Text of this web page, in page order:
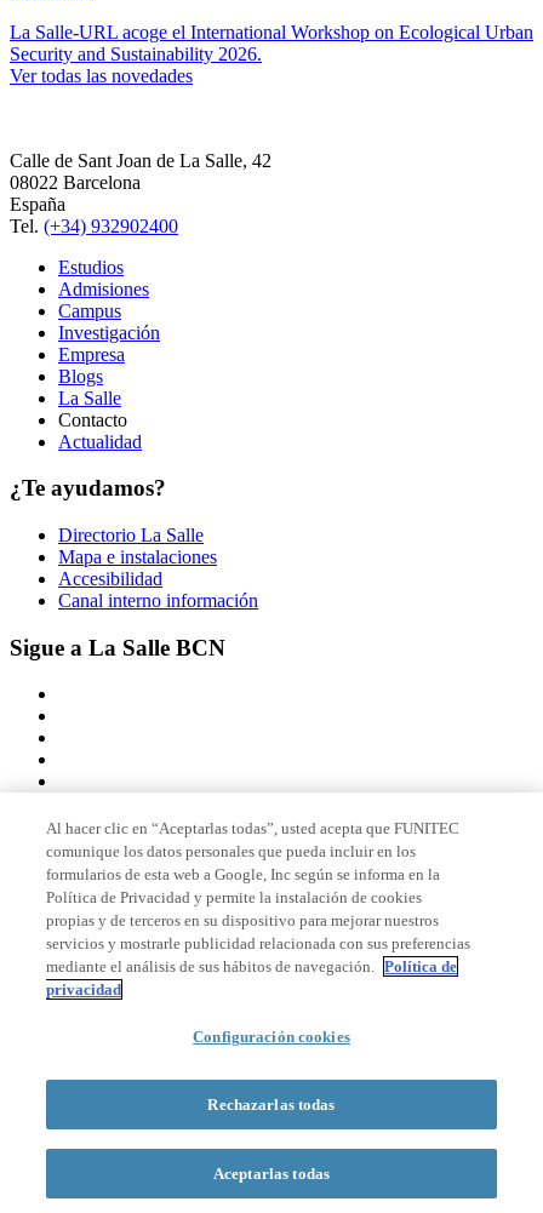
La Salle-URL acoge el International Workshop on Ecological Urban
Security and Sustainability 2026.
Ver todas las novedades
Calle de Sant Joan de La Salle, 42
08022 Barcelona
España
Tel. (+34) 932902400
Estudios
Admisiones
Campus
Investigación
Empresa
Blogs
La Salle
Contacto
Actualidad
¿Te ayudamos?
Directorio La Salle
Mapa e instalaciones
Accesibilidad
Canal interno información
Sigue a La Salle BCN
Miembro de
Acreditaciones
© 2026 La Salle Campus Barcelona - URL |
Formulario de búsqueda
Al hacer clic en “Aceptarlas todas”, usted acepta que FUNITEC
comunique los datos personales que pueda incluir en los
formularios de esta web a Google, Inc según se informa en la
Política de Privacidad y permite la instalación de cookies
propias y de terceros en su dispositivo para mejorar nuestros
servicios y mostrarle publicidad relacionada con sus preferencias
mediante el análisis de sus hábitos de navegación. Política de
privacidad
Configuración cookies
Rechazarlas todas
Aceptarlas todas